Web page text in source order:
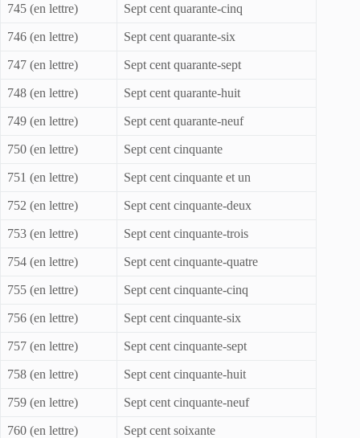
745 (en lettre) Sept cent quarante-cinq
746 (en lettre) Sept cent quarante-six
747 (en lettre) Sept cent quarante-sept
748 (en lettre) Sept cent quarante-huit
749 (en lettre) Sept cent quarante-neuf
750 (en lettre) Sept cent cinquante
751 (en lettre) Sept cent cinquante et un
752 (en lettre) Sept cent cinquante-deux
753 (en lettre) Sept cent cinquante-trois
754 (en lettre) Sept cent cinquante-quatre
755 (en lettre) Sept cent cinquante-cinq
756 (en lettre) Sept cent cinquante-six
757 (en lettre) Sept cent cinquante-sept
758 (en lettre) Sept cent cinquante-huit
759 (en lettre) Sept cent cinquante-neuf
760 (en lettre) Sept cent soixante